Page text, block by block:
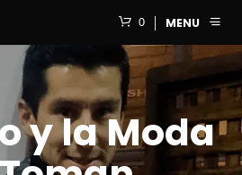
0 MENU
y la Moda